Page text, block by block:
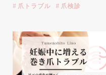
爪トラブル 爪検診